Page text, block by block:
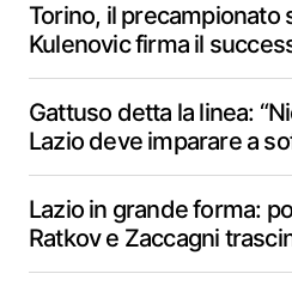
Torino, il precampionato
Kulenovic firma il
Gattuso detta la linea:
Lazio deve imparare a
Lazio in grande forma:
Ratkov e Zaccagni